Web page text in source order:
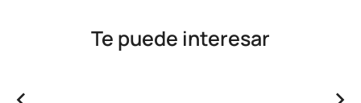
Te puede interesar